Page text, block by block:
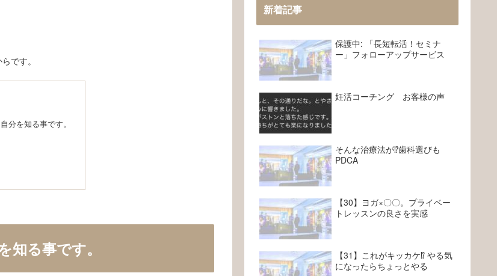
です。
分を知る事です。
知る事です。
新着記事
保護中: 「長短転活！セミナ
ー」フォローアップサービス
妊活コーチング お客様の声
そんな治療法が⁉︎歯科選びも
PDCA
【30】ヨガ×〇〇。プライベー
トレッスンの良さを実感
【31】これがキッカケ⁉︎ やる気
になったらちょっとやる